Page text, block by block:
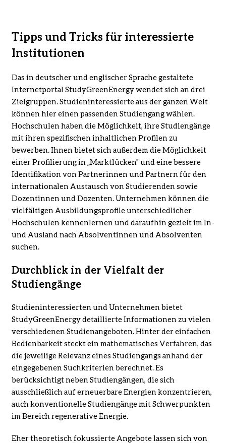
Tipps und Tricks für interessierte
Institutionen
Das in deutscher und englischer Sprache gestaltete
Internetportal StudyGreenEnergy wendet sich an drei
Zielgruppen. Studieninteressierte aus der ganzen Welt
können hier einen passenden Studiengang wählen.
Hochschulen haben die Möglichkeit, ihre Studiengänge
mit ihren spezifischen inhaltlichen Profilen zu
bewerben. Ihnen bietet sich außerdem die Möglichkeit
einer Profilierung in „Marktlücken" und eine bessere
Identifikation von Partnerinnen und Partnern für den
internationalen Austausch von Studierenden sowie
Dozentinnen und Dozenten. Unternehmen können die
vielfältigen Ausbildungsprofile unterschiedlicher
Hochschulen kennenlernen und daraufhin gezielt im In-
und Ausland nach Absolventinnen und Absolventen
suchen.
Durchblick in der Vielfalt der
Studiengänge
Studieninteressierten und Unternehmen bietet
StudyGreenEnergy detaillierte Informationen zu vielen
verschiedenen Studienangeboten. Hinter der einfachen
Bedienbarkeit steckt ein mathematisches Verfahren, das
die jeweilige Relevanz eines Studiengangs anhand der
eingegebenen Suchkriterien berechnet. Es
berücksichtigt neben Studien­gängen, die sich
ausschließlich auf erneuerbare Energien konzentrieren,
auch konventionelle Studiengänge mit Schwerpunkten
im Bereich regenerative Energie.
Eher theoretisch fokussierte Angebote lassen sich von